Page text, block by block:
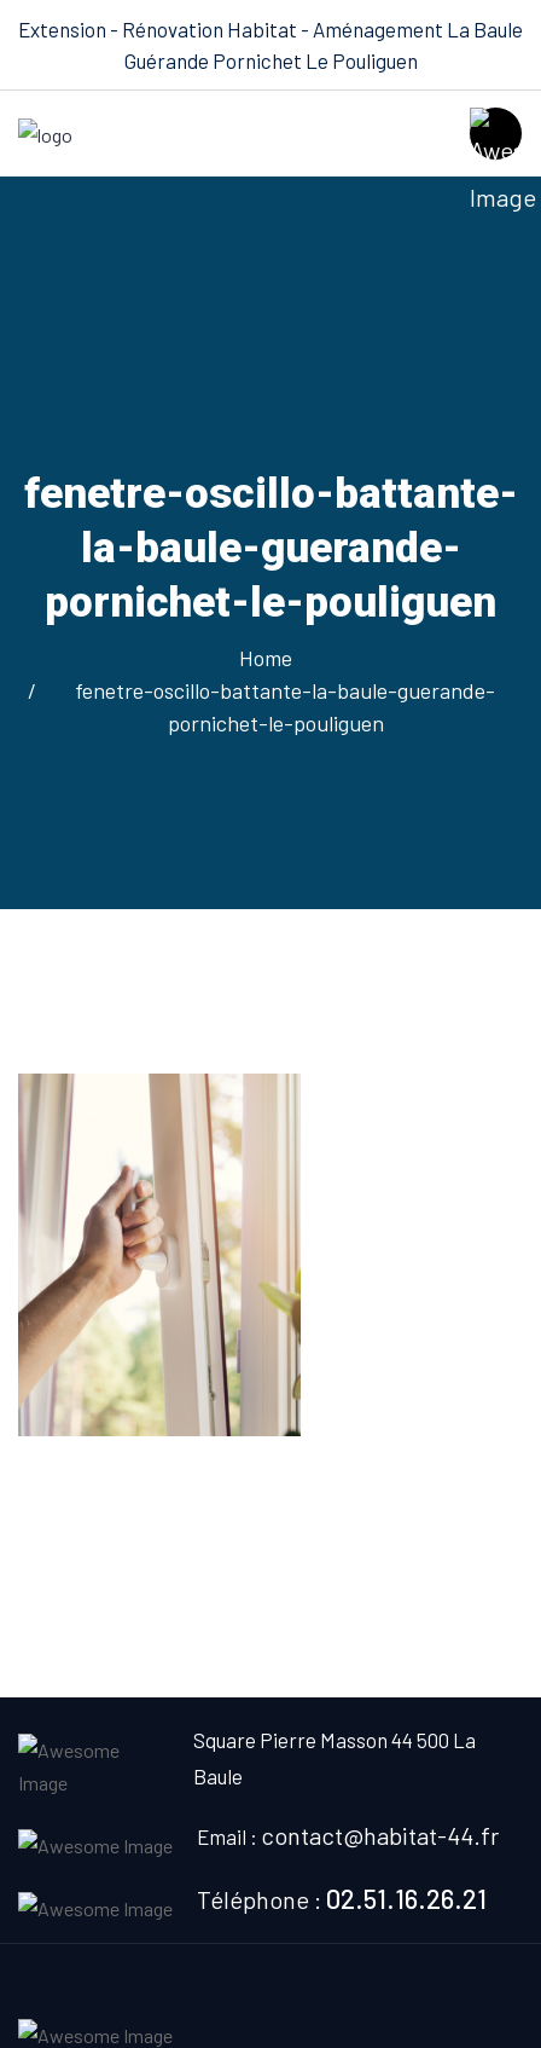
Extension - Rénovation Habitat - Aménagement La Baule
Guérande Pornichet Le Pouliguen
fenetre-oscillo-battante-
la-baule-guerande-
pornichet-le-pouliguen
Home
fenetre-oscillo-battante-la-baule-guerande-
pornichet-le-pouliguen
Square Pierre Masson 44 500 La
Baule
Email : contact@habitat-44.fr
Téléphone : 02.51.16.26.21